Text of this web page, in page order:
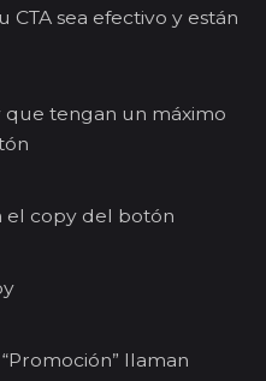
sea efectivo y están
que tengan un máximo
el copy del botón
llaman